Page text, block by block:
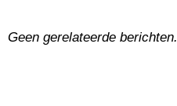
Geen gerelateerde berichten.